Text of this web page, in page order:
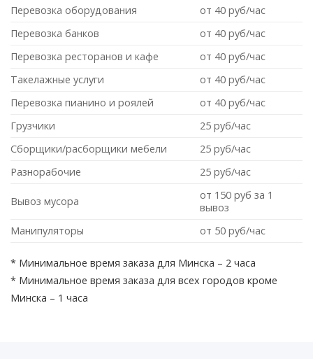
Перевозка оборудования
от 40 руб/час
Перевозка банков
от 40 руб/час
Перевозка ресторанов и кафе
от 40 руб/час
Такелажные услуги
от 40 руб/час
Перевозка пианино и роялей
от 40 руб/час
Грузчики
25 руб/час
Сборщики/расборщики мебели
25 руб/час
Разнорабочие
25 руб/час
Вывоз мусора
от 150 руб за 1
вывоз
Манипуляторы
от 50 руб/час
* Минимальное время заказа для Минска – 2 часа
* Минимальное время заказа для всех городов кроме
Минска – 1 часа